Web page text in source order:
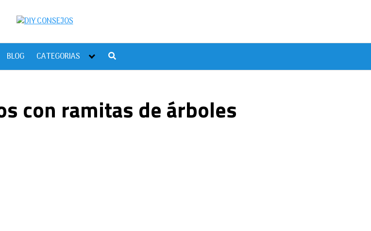
BLOG CATEGORIAS
con ramitas de árboles